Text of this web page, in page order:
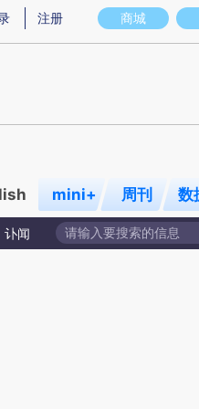
图存在偏差。不代表财新观点和立
商城
注册
mini+ 周刊 数
讣闻